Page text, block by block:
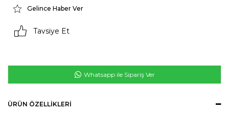
Gelince Haber Ver
Tavsiye Et
Whatsapp ile Sipariş Ver
ÜRÜN ÖZELLIKLERI